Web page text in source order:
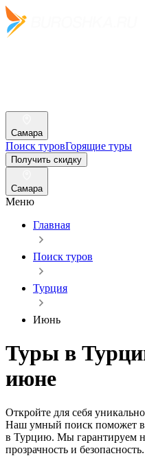
Самара
Поиск туровГорящие туры
Получить скидку
Самара
Меню
Главная
Поиск туров
Турция
Июнь
Туры в
июне
Откройте для себя
Наш умный поиск поможет
в Турцию. Мы гарантируем
прозрачность и безопасность.